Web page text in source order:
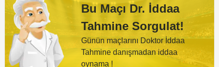
Bu Maçı Dr. İddaa
Tahmine Sorgulat!
Günün maçlarını Doktor İddaa
Tahmine danışmadan iddaa
oynama !